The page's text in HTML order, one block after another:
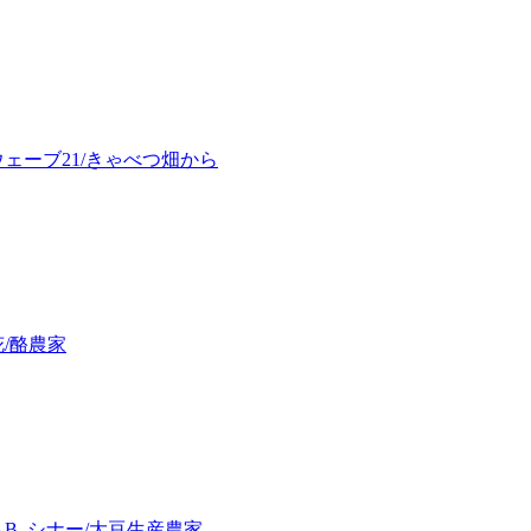
ェーブ21/きゃべつ畑から
酪農家